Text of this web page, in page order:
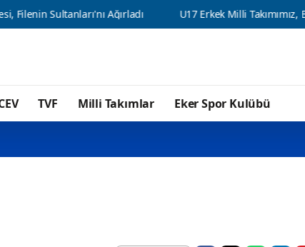
Ağırladı U17 Erkek Milli Takımımız, Balkan
TVF Milli Takımlar Eker Spor Kulübü